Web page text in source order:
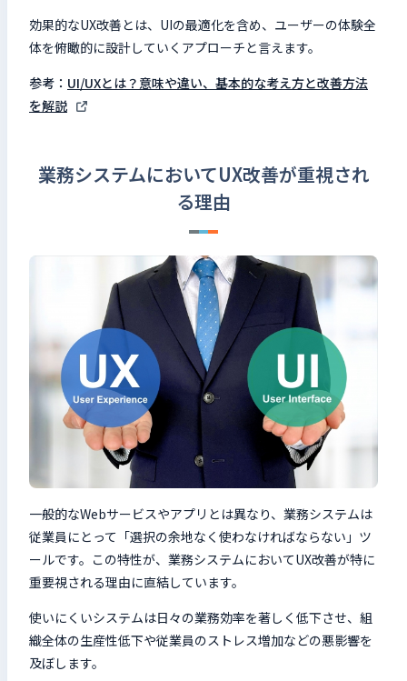
効果的なUX改善とは、UIの最適化を含め、ユーザーの体験全
体を俯瞰的に設計していくアプローチと言えます。
参考： UI/UXとは？意味や違い、基本的な考え方と改善方法
を解説
業務システムにおいてUX改善が重視され
る理由
一般的なWebサービスやアプリとは異なり、業務システムは
従業員にとって「選択の余地なく使わなければならない」ツ
ールです。この特性が、業務システムにおいてUX改善が特に
重要視される理由に直結しています。
使いにくいシステムは日々の業務効率を著しく低下させ、組
織全体の生産性低下や従業員のストレス増加などの悪影響を
及ぼします。